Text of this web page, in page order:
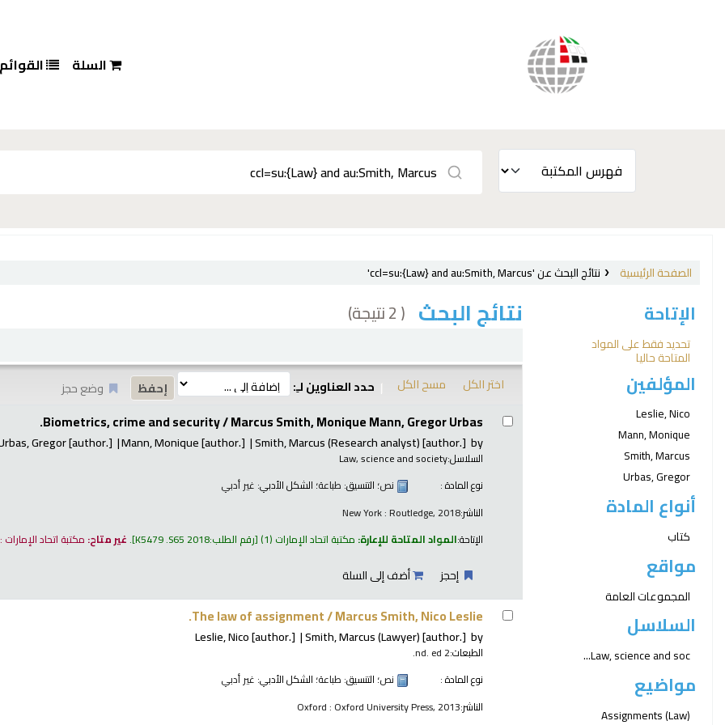
السلة القوائم
الصفحة الرئيسية نتائج البحث عن 'ccl=su:{Law} and au:Smith, Marcus'
الإتاحة
تحديد فقط على المواد
المتاحة حاليا
المؤلفين
Leslie, Nico
Mann, Monique
Smith, Marcus
Urbas, Gregor
أنواع المادة
كتاب
مواقع
المجموعات العامة
السلاسل
Law, science and soc...
مواضيع
Assignments (Law)
نتائج البحث ( 2 نتيجة)
اختر الكل مسح الكل حدد العناوين لـِ: وضع حجز
نتائج Biometrics, crime and security /Marcus Smith, Monique Mann, Gregor Urbas.
by
Smith, Marcus (Research analyst)[author.]
Mann, Monique[author.]
Gregor[author.]
السلاسل:Law, science and society
نوع المادة :
نص؛ التنسيق: طباعة؛ الشكل الأدبي: غير أدبي
الناشر:New York : Routledge, 2018
الإتاحة:المواد المتاحة للإعارة: مكتبة اتحاد الإمارات (1) رقم الطلب:K5479 .S65 2018
.غير متاح: مكتبة اتحاد
إحجز أضف إلى السلة
The law of assignment /Marcus Smith, Nico Leslie.
by
Smith, Marcus (Lawyer)[author.]
Leslie, Nico[author.]
الطبعات:2 nd. ed.
نوع المادة :
نص؛ التنسيق: طباعة؛ الشكل الأدبي: غير أدبي
الناشر:Oxford : Oxford University Press, 2013